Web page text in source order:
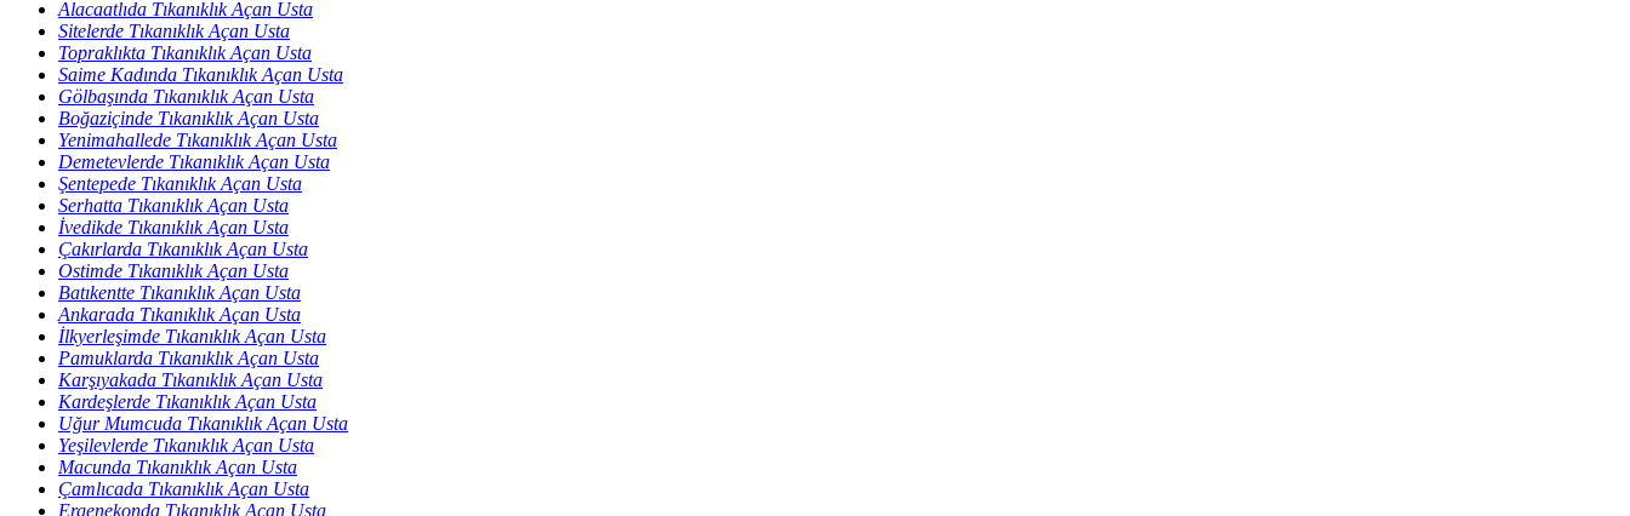
Alacaatlıda Tıkanıklık Açan Usta
Sitelerde Tıkanıklık Açan Usta
Topraklıkta Tıkanıklık Açan Usta
Saime Kadında Tıkanıklık Açan Usta
Gölbaşında Tıkanıklık Açan Usta
Boğaziçinde Tıkanıklık Açan Usta
Yenimahallede Tıkanıklık Açan Usta
Demetevlerde Tıkanıklık Açan Usta
Şentepede Tıkanıklık Açan Usta
Serhatta Tıkanıklık Açan Usta
İvedikde Tıkanıklık Açan Usta
Çakırlarda Tıkanıklık Açan Usta
Ostimde Tıkanıklık Açan Usta
Batıkentte Tıkanıklık Açan Usta
Ankarada Tıkanıklık Açan Usta
İlkyerleşimde Tıkanıklık Açan Usta
Pamuklarda Tıkanıklık Açan Usta
Karşıyakada Tıkanıklık Açan Usta
Kardeşlerde Tıkanıklık Açan Usta
Uğur Mumcuda Tıkanıklık Açan Usta
Yeşilevlerde Tıkanıklık Açan Usta
Macunda Tıkanıklık Açan Usta
Çamlıcada Tıkanıklık Açan Usta
Ergenekonda Tıkanıklık Açan Usta